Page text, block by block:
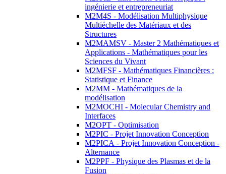
ingénierie et entrepreneuriat
M2M4S - Modélisation Multiphysique
Multiéchelle des Matériaux et des
Structures
M2MAMSV - Master 2 Mathématiques et
Applications - Mathématiques pour les
Sciences du Vivant
M2MFSF - Mathématiques Financières :
Statistique et Finance
M2MM - Mathématiques de la
modélisation
M2MOCHI - Molecular Chemistry and
Interfaces
M2OPT - Optimisation
M2PIC - Projet Innovation Conception
M2PICA - Projet Innovation Conception -
Alternance
M2PPF - Physique des Plasmas et de la
Fusion